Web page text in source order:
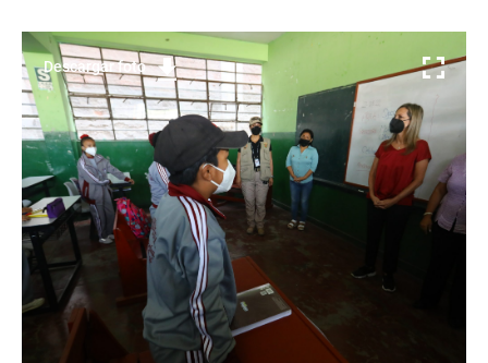
Descargar foto